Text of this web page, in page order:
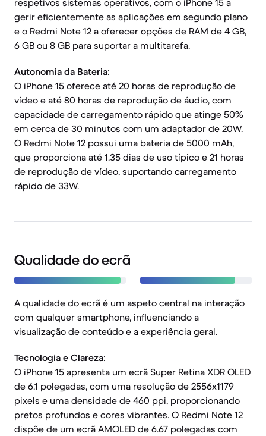
respetivos sistemas operativos, com o iPhone 15 a
gerir eficientemente as aplicações em segundo plano
e o Redmi Note 12 a oferecer opções de RAM de 4 GB,
6 GB ou 8 GB para suportar a multitarefa.
Autonomia da Bateria:
O iPhone 15 oferece até 20 horas de reprodução de
vídeo e até 80 horas de reprodução de áudio, com
capacidade de carregamento rápido que atinge 50%
em cerca de 30 minutos com um adaptador de 20W.
O Redmi Note 12 possui uma bateria de 5000 mAh,
que proporciona até 1.35 dias de uso típico e 21 horas
de reprodução de vídeo, suportando carregamento
rápido de 33W.
Qualidade do ecrã
A qualidade do ecrã é um aspeto central na interação
com qualquer smartphone, influenciando a
visualização de conteúdo e a experiência geral.
Tecnologia e Clareza:
O iPhone 15 apresenta um ecrã Super Retina XDR OLED
de 6.1 polegadas, com uma resolução de 2556x1179
pixels e uma densidade de 460 ppi, proporcionando
pretos profundos e cores vibrantes. O Redmi Note 12
dispõe de um ecrã AMOLED de 6.67 polegadas com